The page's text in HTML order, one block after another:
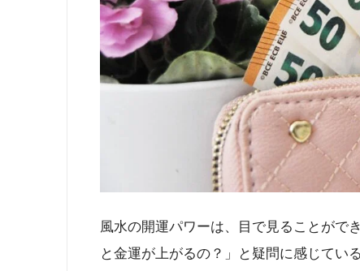
風水の開運パワーは、目で見ることがで
と金運が上がるの？」と疑問に感じてい